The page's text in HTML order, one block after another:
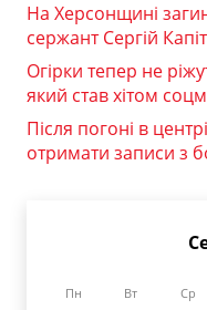
На Херсонщині
сержант Сергій
Огірки тепер не
який став хітом
Після погоні в
отримати записи з
Пн Вт Ср